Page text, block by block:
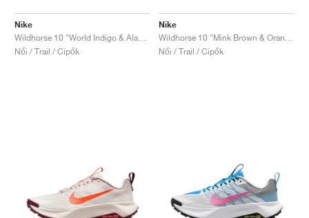
Nike
Női / Trail / Cipők
Nike
Női / Trail / Cipők